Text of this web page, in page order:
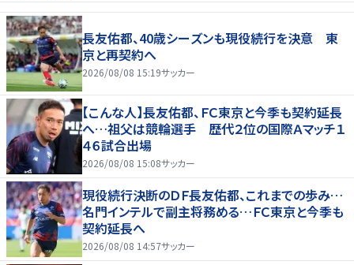
長友佑都、40歳シーズンも現役続行を決意 東
京と再契約へ
2026/08/08 15:19サッカー
【こんな人】長友佑都、ＦＣ東京と今季も契約延長
へ…祖父は競輪選手 歴代２位の国際Ａマッチ１
４６試合出場
2026/08/08 15:08サッカー
現役続行決断のＤＦ長友佑都、これまでの歩み…
名門インテルで副主将務める…ＦＣ東京と今季も
契約延長へ
2026/08/08 14:57サッカー